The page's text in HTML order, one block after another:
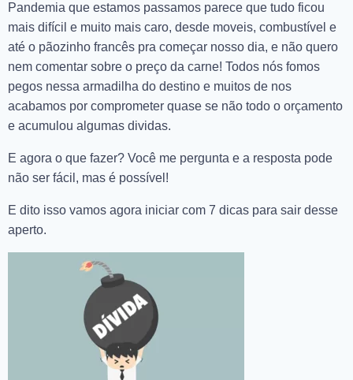
Pandemia que estamos passamos parece que tudo ficou
mais difícil e muito mais caro, desde moveis, combustível e
até o pãozinho francês pra começar nosso dia, e não quero
nem comentar sobre o preço da carne! Todos nós fomos
pegos nessa armadilha do destino e muitos de nos
acabamos por comprometer quase se não todo o orçamento
e acumulou algumas dividas.
E agora o que fazer? Você me pergunta e a resposta pode
não ser fácil, mas é possível!
E dito isso vamos agora iniciar com 7 dicas para sair desse
aperto.